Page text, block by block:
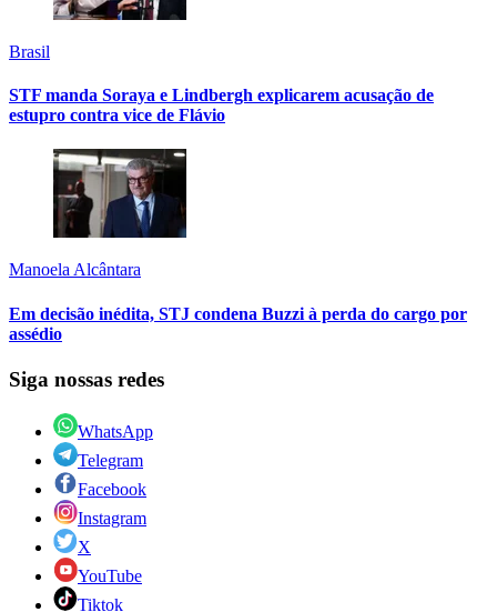
Brasil
STF manda Soraya e Lindbergh explicarem acusação de
estupro contra vice de Flávio
Manoela Alcântara
Em decisão inédita, STJ condena Buzzi à perda do cargo por
assédio
Siga nossas redes
WhatsApp
Telegram
Facebook
Instagram
X
YouTube
Tiktok